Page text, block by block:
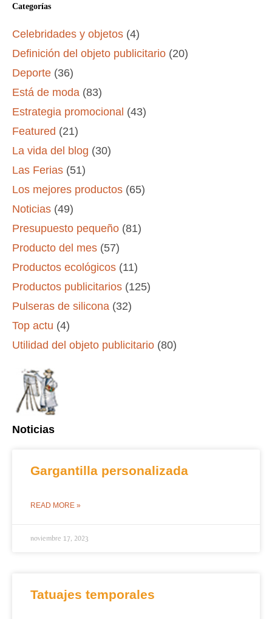
Categorías
Celebridades y objetos (4)
Definición del objeto publicitario (20)
Deporte (36)
Está de moda (83)
Estrategia promocional (43)
Featured (21)
La vida del blog (30)
Las Ferias (51)
Los mejores productos (65)
Noticias (49)
Presupuesto pequeño (81)
Producto del mes (57)
Productos ecológicos (11)
Productos publicitarios (125)
Pulseras de silicona (32)
Top actu (4)
Utilidad del objeto publicitario (80)
Noticias
Gargantilla personalizada
READ MORE »
noviembre 17, 2023
Tatuajes temporales